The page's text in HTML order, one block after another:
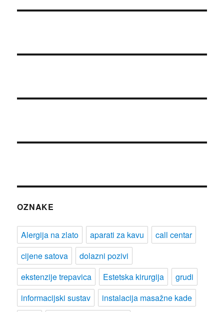
OZNAKE
Alergija na zlato aparati za kavu
call centar
cijene satova
dolazni pozivi
ekstenzije trepavica
Estetska kirurgija
grudi
informacijski sustav
instalacija masažne kade